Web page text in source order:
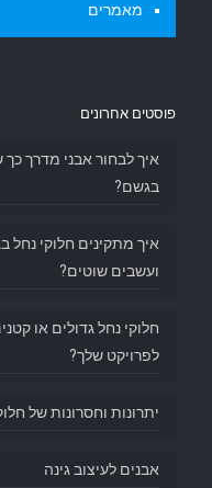
מאמרים
פוסטים אחרונים
איך לבחור אבני מדרך כך
בגשם?
איך מתקינים חלוקי נחל
ועשבים שוטים?
חלוקי נחל גדולים או
לפרויקט שלך?
יתרונות וחסרונות של
אבנים לעיצוב גינה